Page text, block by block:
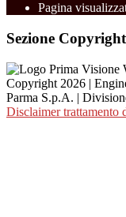
Pagina
Sezione Copyright
Copyright 2026 |
Parma S.p.A. |
Disclaimer trattamento